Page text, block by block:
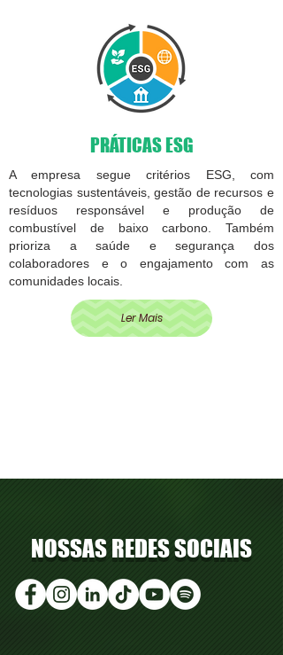
PRÁTICAS ESG
A empresa segue critérios ESG, com
tecnologias sustentáveis, gestão de recursos e
resíduos responsável e produção de
combustível de baixo carbono. Também
prioriza a saúde e segurança dos
colaboradores e o engajamento com as
comunidades locais.
Ler Mais
NOSSAS REDES SOCIAIS